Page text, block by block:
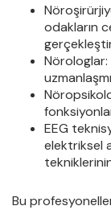
odakların
Nörologlar:
EEG
elektriksel
Bu